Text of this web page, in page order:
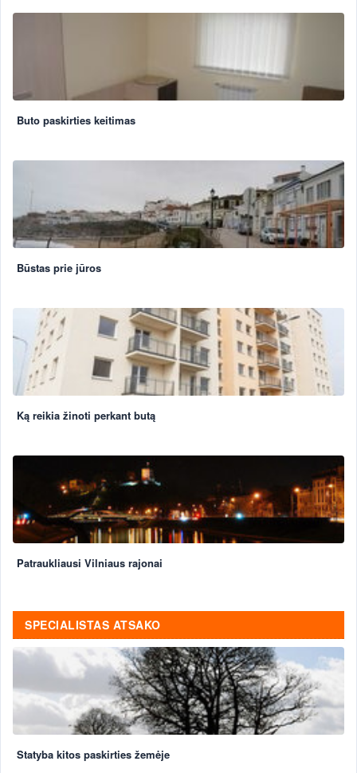
Buto paskirties keitimas
Būstas prie jūros
Ką reikia žinoti perkant butą
Patraukliausi Vilniaus rajonai
SPECIALISTAS ATSAKO
Statyba kitos paskirties žemėje